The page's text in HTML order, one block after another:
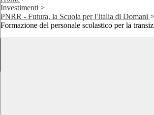
Investimenti >
PNRR - Futura, la Scuola per l'Italia di Domani >
Formazione del personale scolastico per la